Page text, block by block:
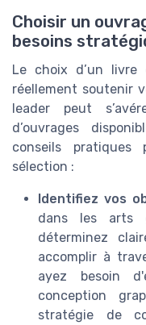
Choisir un
besoins
Le choix d’un livre
réellement soutenir
leader peut
d’ouvrages
conseils
sélection :
Identifiez vos
dans les arts
déterminez
accomplir à
ayez besoin
conception
stratégie de